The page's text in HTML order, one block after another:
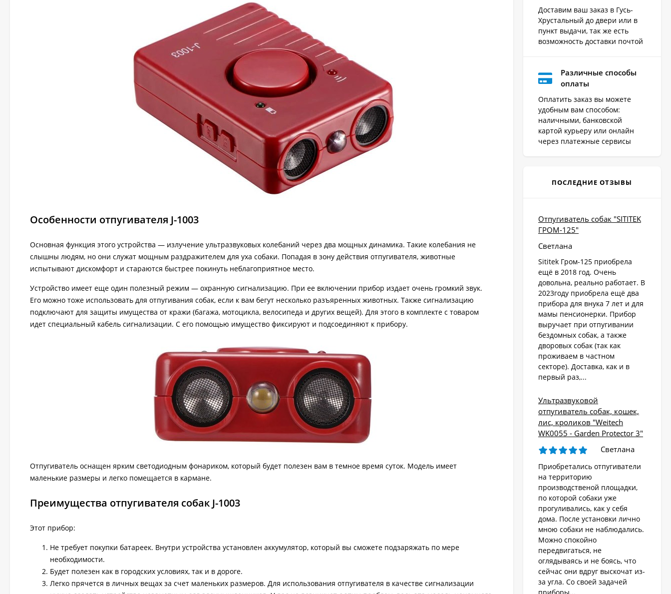
Особенности отпугивателя J-1003
Основная функция этого устройства — излучение ультразвуковых колебаний через два мощных динамика. Такие колебания не
слышны людям, но они служат мощным раздражителем для уха собаки. Попадая в зону действия отпугивателя, животные
испытывают дискомфорт и стараются быстрее покинуть неблагоприятное место.
Устройство имеет еще один полезный режим — охранную сигнализацию. При ее включении прибор издает очень громкий звук.
Его можно тоже использовать для отпугивания собак, если к вам бегут несколько разъяренных животных. Также сигнализацию
подключают для защиты имущества от кражи (багажа, мотоцикла, велосипеда и других вещей). Для этого в комплекте с товаром
идет специальный кабель сигнализации. С его помощью имущество фиксируют и подсоединяют к прибору.
Отпугиватель оснащен ярким светодиодным фонариком, который будет полезен вам в темное время суток. Модель имеет
маленькие размеры и легко помещается в кармане.
Преимущества отпугивателя собак J-1003
Этот прибор:
Не требует покупки батареек. Внутри устройства установлен аккумулятор, который вы сможете подзаряжать по мере
необходимости.
Будет полезен как в городских условиях, так и в дороге.
Легко прячется в личных вещах за счет маленьких размеров. Для использования отпугивателя в качестве сигнализации
Доставим ваш заказ в Гусь-
Хрустальный до двери или в
пункт выдачи, так же есть
возможность доставки почтой
Различные способы
оплаты
Оплатить заказ вы можете
удобным вам способом:
наличными, банковской
картой курьеру или онлайн
через платежные сервисы
ПОСЛЕДНИЕ ОТЗЫВЫ
Отпугиватель собак "SITITEK
ГРОМ-125"
Светлана
Sititek Гром-125 приобрела
ещё в 2018 год. Очень
довольна, реально работает. В
2023году приобрела ещё два
прибора для внука 7 лет и для
мамы пенсионерки. Прибор
выручает при отпугивании
бездомных собак, а также
дворовых собак (так как
проживаем в частном
секторе). Доставка, как и в
первый раз,...
Ультразвуковой
отпугиватель собак, кошек,
лис, кроликов "Weitech
WK0055 - Garden Protector 3"
Светлана
Приобретались отпугиватели
на территорию
производственой площадки,
по которой собаки уже
прогуливались, как у себя
дома. После установки лично
мною собаки не наблюдались.
Можно спокойно
передвигаться, не
оглядываясь и не боясь, что
сейчас они вдруг выскочат из-
за угла. Со своей задачей